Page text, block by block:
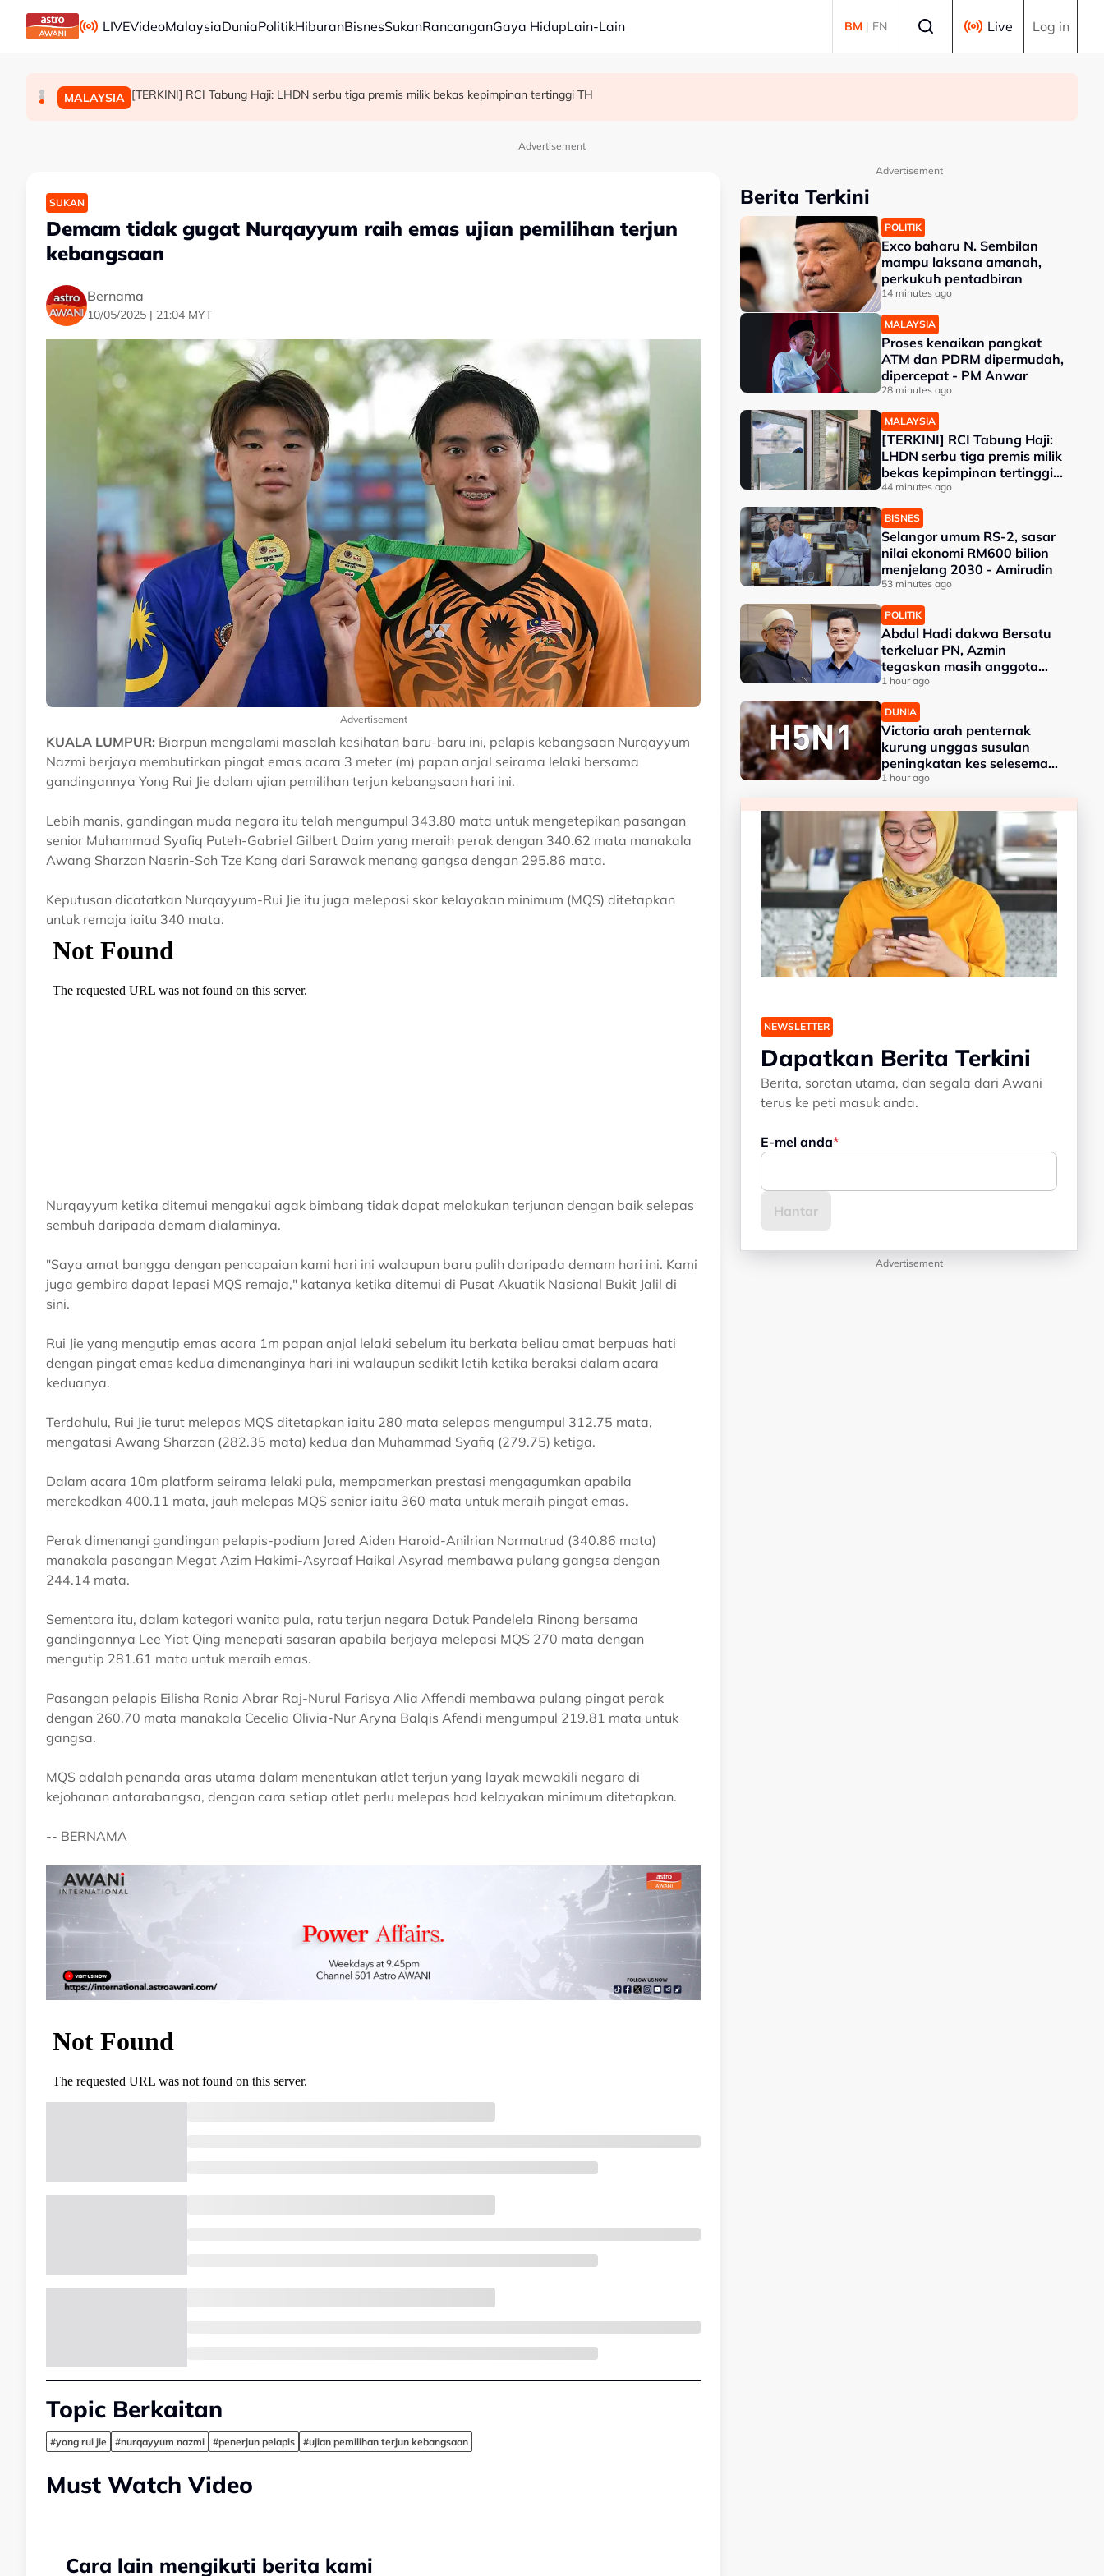
Skip to main content
LIVEVideoMalaysiaDuniaPolitikHiburanBisnesSukanRancanganGaya HidupLain-Lain BM | EN Live Log in
POLITIK Exco baharu N. Sembilan mampu laksana amanah, perkukuh pentadbiran
MALAYSIA Proses kenaikan pangkat ATM dan PDRM dipermudah, dipercepat - PM Anwar
MALAYSIA [TERKINI] RCI Tabung Haji: LHDN serbu tiga premis milik bekas kepimpinan tertinggi TH
Advertisement
SUKAN
Demam tidak gugat Nurqayyum raih emas ujian pemilihan terjun
kebangsaan
Bernama
10/05/2025 | 21:04 MYT
Advertisement
KUALA LUMPUR: Biarpun mengalami masalah kesihatan baru-baru ini, pelapis kebangsaan Nurqayyum
Nazmi berjaya membutirkan pingat emas acara 3 meter (m) papan anjal seirama lelaki bersama
gandingannya Yong Rui Jie dalam ujian pemilihan terjun kebangsaan hari ini.
Lebih manis, gandingan muda negara itu telah mengumpul 343.80 mata untuk mengetepikan pasangan
senior Muhammad Syafiq Puteh-Gabriel Gilbert Daim yang meraih perak dengan 340.62 mata manakala
Awang Sharzan Nasrin-Soh Tze Kang dari Sarawak menang gangsa dengan 295.86 mata.
Keputusan dicatatkan Nurqayyum-Rui Jie itu juga melepasi skor kelayakan minimum (MQS) ditetapkan
untuk remaja iaitu 340 mata.
Nurqayyum ketika ditemui mengakui agak bimbang tidak dapat melakukan terjunan dengan baik selepas
sembuh daripada demam dialaminya.
"Saya amat bangga dengan pencapaian kami hari ini walaupun baru pulih daripada demam hari ini. Kami
juga gembira dapat lepasi MQS remaja," katanya ketika ditemui di Pusat Akuatik Nasional Bukit Jalil di
sini.
Rui Jie yang mengutip emas acara 1m papan anjal lelaki sebelum itu berkata beliau amat berpuas hati
dengan pingat emas kedua dimenanginya hari ini walaupun sedikit letih ketika beraksi dalam acara
keduanya.
Terdahulu, Rui Jie turut melepas MQS ditetapkan iaitu 280 mata selepas mengumpul 312.75 mata,
mengatasi Awang Sharzan (282.35 mata) kedua dan Muhammad Syafiq (279.75) ketiga.
Dalam acara 10m platform seirama lelaki pula, mempamerkan prestasi mengagumkan apabila
merekodkan 400.11 mata, jauh melepas MQS senior iaitu 360 mata untuk meraih pingat emas.
Perak dimenangi gandingan pelapis-podium Jared Aiden Haroid-Anilrian Normatrud (340.86 mata)
manakala pasangan Megat Azim Hakimi-Asyraaf Haikal Asyrad membawa pulang gangsa dengan
244.14 mata.
Sementara itu, dalam kategori wanita pula, ratu terjun negara Datuk Pandelela Rinong bersama
gandingannya Lee Yiat Qing menepati sasaran apabila berjaya melepasi MQS 270 mata dengan
mengutip 281.61 mata untuk meraih emas.
Pasangan pelapis Eilisha Rania Abrar Raj-Nurul Farisya Alia Affendi membawa pulang pingat perak
dengan 260.70 mata manakala Cecelia Olivia-Nur Aryna Balqis Afendi mengumpul 219.81 mata untuk
gangsa.
MQS adalah penanda aras utama dalam menentukan atlet terjun yang layak mewakili negara di
kejohanan antarabangsa, dengan cara setiap atlet perlu melepas had kelayakan minimum ditetapkan.
-- BERNAMA
Topic Berkaitan
#yong rui jie #nurqayyum nazmi #penerjun pelapis #ujian pemilihan terjun kebangsaan
Must Watch Video
Cara lain mengikuti berita kami
Advertisement
Berita Terkini
POLITIK
Exco baharu N. Sembilan
mampu laksana amanah,
perkukuh pentadbiran
14 minutes ago
MALAYSIA
Proses kenaikan pangkat
ATM dan PDRM dipermudah,
dipercepat - PM Anwar
28 minutes ago
MALAYSIA
[TERKINI] RCI Tabung Haji:
LHDN serbu tiga premis milik
bekas kepimpinan tertinggi
TH
44 minutes ago
BISNES
Selangor umum RS-2, sasar
nilai ekonomi RM600 bilion
menjelang 2030 - Amirudin
53 minutes ago
POLITIK
Abdul Hadi dakwa Bersatu
terkeluar PN, Azmin
tegaskan masih anggota
sah
1 hour ago
DUNIA
Victoria arah penternak
kurung unggas susulan
peningkatan kes selesema
burung H5N1
1 hour ago
NEWSLETTER
Dapatkan Berita Terkini
Berita, sorotan utama, dan segala dari Awani
terus ke peti masuk anda.
E-mel anda
Advertisement